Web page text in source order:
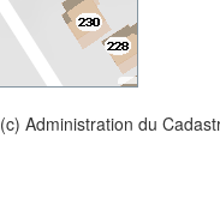
(c) Administration du